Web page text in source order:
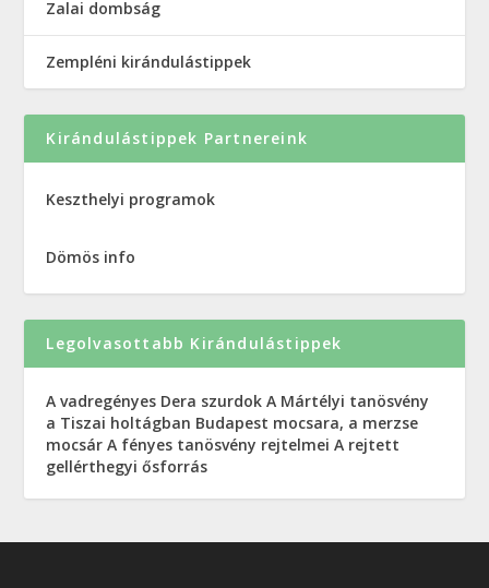
Zalai dombság
Zempléni kirándulástippek
Kirándulástippek Partnereink
Keszthelyi programok
Dömös info
Legolvasottabb Kirándulástippek
A vadregényes Dera szurdok A Mártélyi tanösvény
a Tiszai holtágban Budapest mocsara, a merzse
mocsár A fényes tanösvény rejtelmei A rejtett
gellérthegyi ősforrás